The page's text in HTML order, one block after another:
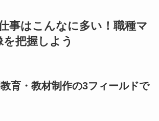
事はこんなに多い！職種マ
把握しよう
育・教材制作の3フィールドで